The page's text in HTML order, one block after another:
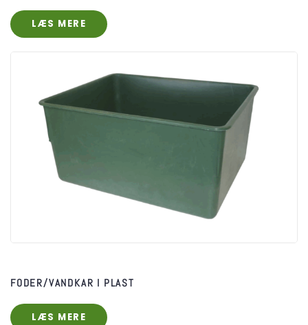
LÆS MERE
FODER/VANDKAR I PLAST
LÆS MERE